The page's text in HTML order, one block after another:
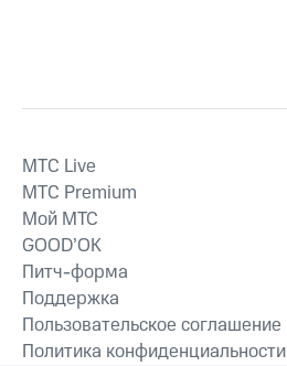
MTС Live
MTС Premium
Мой МТС
GOOD’OK
Питч-форма
Поддержка
Пользовательское соглашение
Политика конфиденциальности